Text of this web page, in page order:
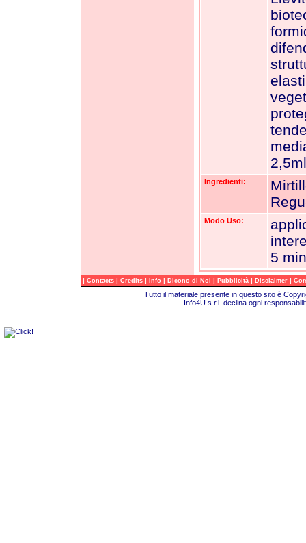
Ingredienti:
Modo Uso:
5
| Contacts | Credits | Info | Dicono di Noi | Pubblicità | Disclaimer |
Tutto il materiale presente in questo sito è
Info4U s.r.l. declina ogni